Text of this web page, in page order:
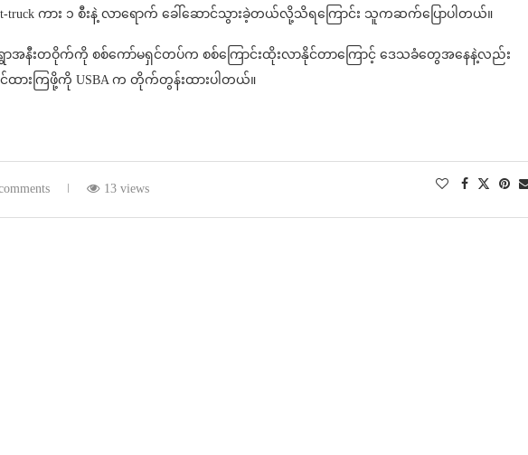
ကား ၁ စီးနဲ့ လာရောက် ခေါ်ဆောင်သွားခဲ့တယ်လို့သိရကြောင်း သူကဆက်ပြောပါတယ်။
ရွာအနီးတဝိုက်ကို စစ်ကော်မရှင်တပ်က စစ်ကြောင်းထိုးလာနိုင်တာကြောင့် ဒေသခံတွေအနေနဲ့လည်း
ားကြဖို့ကို USBA က တိုက်တွန်းထားပါတယ်။
13 views